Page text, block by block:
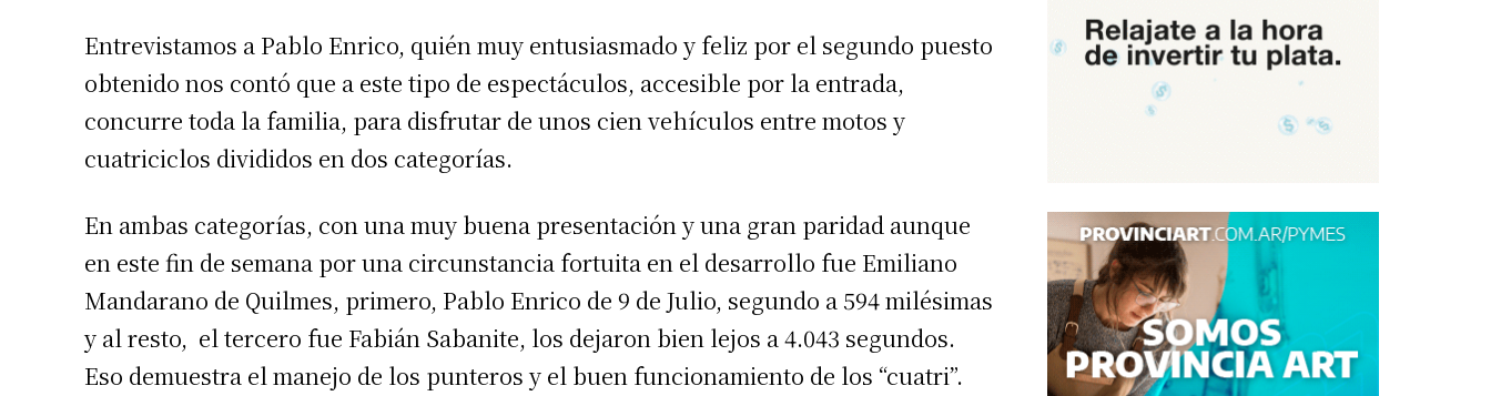
Entrevistamos a Pablo Enrico, quién muy entusiasmado y feliz por el segundo puesto
obtenido nos contó que a este tipo de espectáculos, accesible por la entrada,
concurre toda la familia, para disfrutar de unos cien vehículos entre motos y
cuatriciclos divididos en dos categorías.
En ambas categorías, con una muy buena presentación y una gran paridad aunque
en este fin de semana por una circunstancia fortuita en el desarrollo fue Emiliano
Mandarano de Quilmes, primero, Pablo Enrico de 9 de Julio, segundo a 594 milésimas
y al resto, el tercero fue Fabián Sabanite, los dejaron bien lejos a 4.043 segundos.
Eso demuestra el manejo de los punteros y el buen funcionamiento de los “cuatri”.